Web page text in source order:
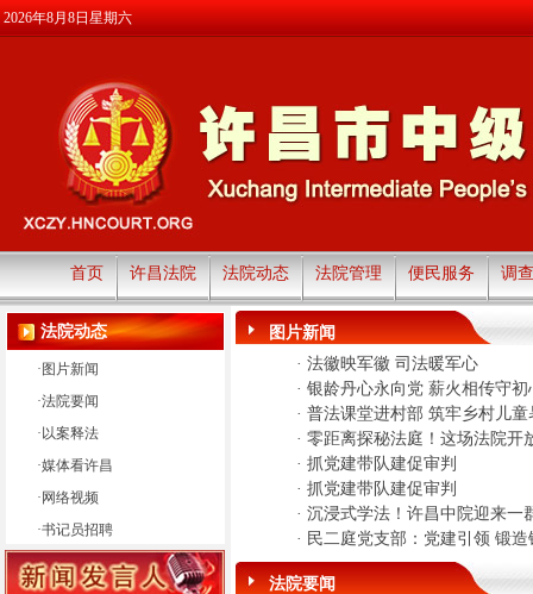
2026年8月8日星期六
首页 许昌法院 法院动态 法院管理 便民服务 调
法院动态
· 图片新闻
·法院要闻
· 以案释法
·媒体看许昌
· 网络视频
·书记员招聘
图片新闻
· 法徽映军徽 司法暖军心
· 银龄丹心永向党 薪火相传守初
· 普法课堂进村部 筑牢乡村儿童
· 零距离探秘法庭！这场法院开
· 抓党建带队建促审判
· 抓党建带队建促审判
· 沉浸式学法！许昌中院迎来一
· 民二庭党支部：党建引领 锻造
法院要闻